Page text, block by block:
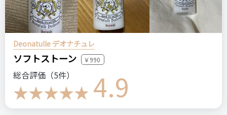
10,000円 Amazon
脱毛 脱毛器 家庭用脱毛器
＼ショップで商品を探す／
価格
19,800円
場所
Amazonで購入
LOVEDOCK
2019最新版脱毛器レーザー永久脱毛
家庭用脱毛器
Deonatulle デオナチュレ
ソフトストーン ￥990
総合評価（5件） 4.9